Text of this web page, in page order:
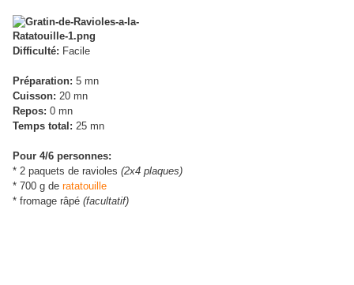
Difficulté: Facile
Préparation: 5 mn
Cuisson: 20 mn
Repos: 0 mn
Temps total: 25 mn
Pour 4/6 personnes:
* 2 paquets de ravioles (2x4 plaques)
* 700 g de ratatouille
* fromage râpé (facultatif)